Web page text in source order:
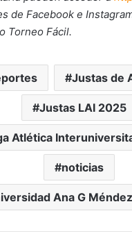
de Facebook e
Torneo Fácil.
Justas de
Justas LAI 2025
Atlética
noticias
Ana G